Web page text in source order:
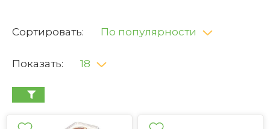
Сортировать: По популярности
Показать: 18